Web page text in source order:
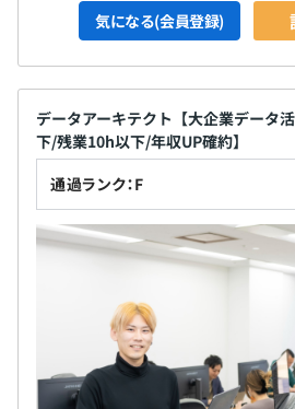
気になる(会員登録)
データアーキテクト【大企業データ
下/残業10h以下/年収UP確約】
通過ランク：F